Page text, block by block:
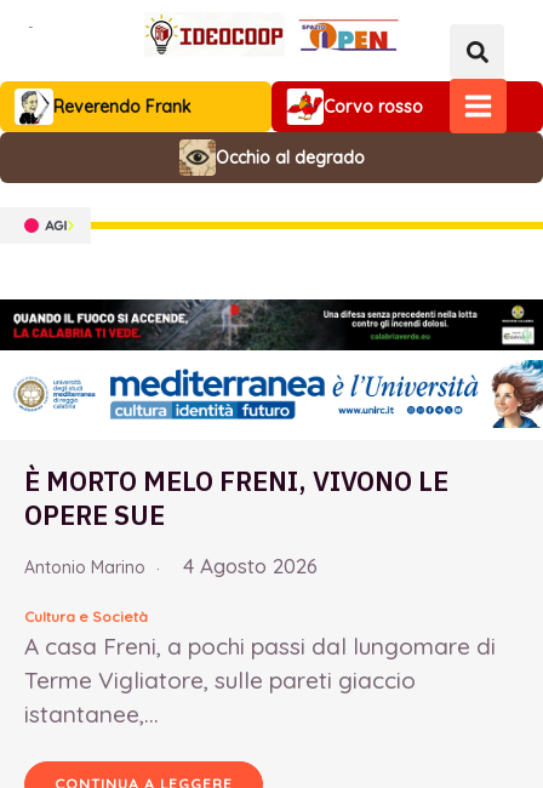
MAIN
Reverendo Frank Corvo rosso
Occhio al degrado
È MORTO MELO FRENI, VIVONO LE
OPERE SUE
Antonio Marino 4 Agosto 2026
Cultura e Società
A casa Freni, a pochi passi dal lungomare di
Terme Vigliatore, sulle pareti giaccio
istantanee,...
CONTINUA A LEGGERE